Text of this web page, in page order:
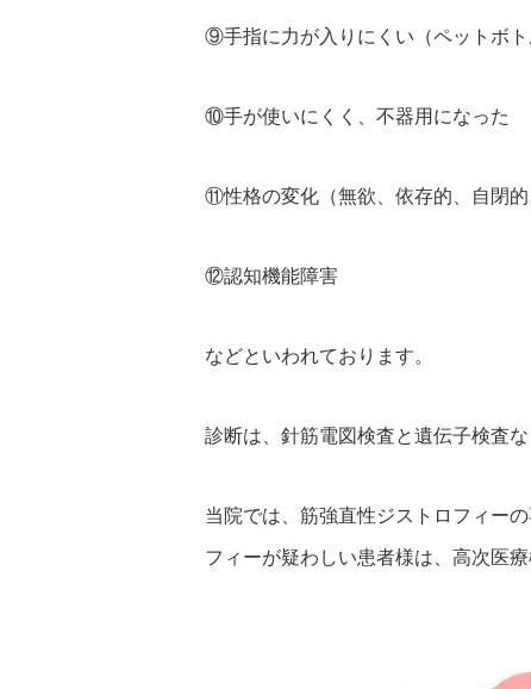
⑨手指に力が入りにくい（ペットボト
⑩手が使いにくく、不器用になった
⑪性格の変化（無欲、依存的、自閉的
⑫認知機能障害
などといわれております。
診断は、針筋電図検査と遺伝子検査
当院では、筋強直性ジストロフィー
フィーが疑わしい患者様は、高次医